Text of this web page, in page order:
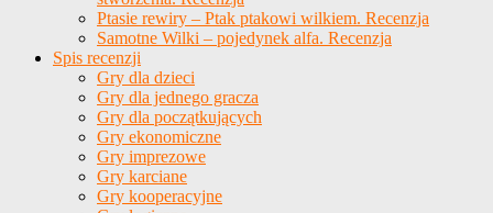
Ptasie rewiry – Ptak ptakowi wilkiem. Recenzja
Samotne Wilki – pojedynek alfa. Recenzja
Spis recenzji
Gry dla dzieci
Gry dla jednego gracza
Gry dla początkujących
Gry ekonomiczne
Gry imprezowe
Gry karciane
Gry kooperacyjne